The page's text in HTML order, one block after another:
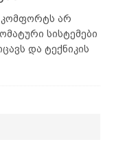
კომფორტს არ
სისტემები
და ტექნიკის